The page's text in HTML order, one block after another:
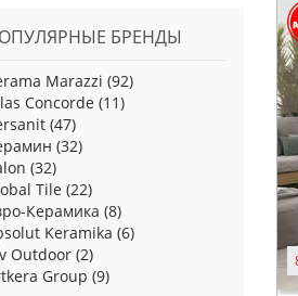
БРЕНДЫ
Marazzi (92)
Concorde (11)
(47)
(32)
(32)
Tile (22)
Керамика (8)
Keramika (6)
Outdoor (2)
Group (9)